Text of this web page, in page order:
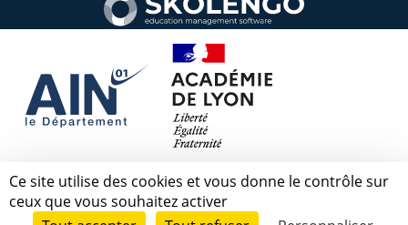
Ce site utilise des cookies et vous donne le contrôle sur
ceux que vous souhaitez activer